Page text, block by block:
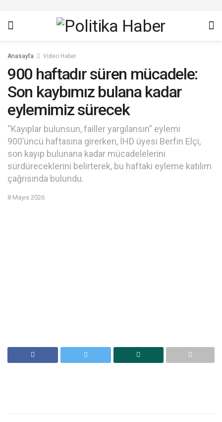
Anasayfa Video Haber
900 haftadır süren mücadele:
Son kaybımız bulana kadar
eylemimiz sürecek
“Kayıplar bulunsun, failler yargılansın” eylemi
900’üncü haftasına girerken, İHD üyesi Berfin Elçi,
son kayıp bulunana kadar mücadelelerini
sürdüreceklerini belirterek, bu haftaki eyleme katılım
çağrısında bulundu.
8 Mayıs 2026